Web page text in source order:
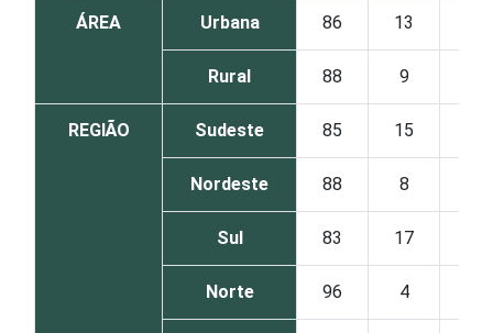
ÁREA Urbana 86 13
Rural 88 9
REGIÃO Sudeste 85 15
Nordeste 88 8
Sul 83 17
Norte 96 4